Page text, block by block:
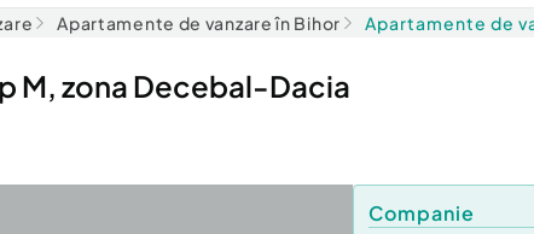
Apartamente de vanzare în Bihor Apartamente de
M, zona Decebal-Dacia
Companie